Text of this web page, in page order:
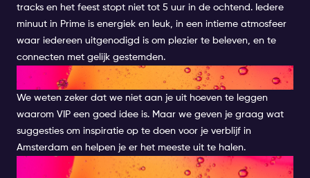
tracks en het feest stopt niet tot 5 uur in de ochtend. Iedere
minuut in Prime is energiek en leuk, in een intieme atmosfeer
waar iedereen uitgenodigd is om plezier te beleven, en te
connecten met gelijk gestemden.
VIP INSPIRATIE
We weten zeker dat we niet aan je uit hoeven te leggen
waarom VIP een goed idee is. Maar we geven je graag wat
suggesties om inspiratie op te doen voor je verblijf in
Amsterdam en helpen je er het meeste uit te halen.
GLAM UP JE AMSTERDAM